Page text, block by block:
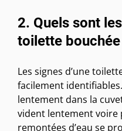
2. Quels sont
toilette bouchée
Les signes d’une
facilement
lentement dans la
vident lentement voire
remontées d’eau se